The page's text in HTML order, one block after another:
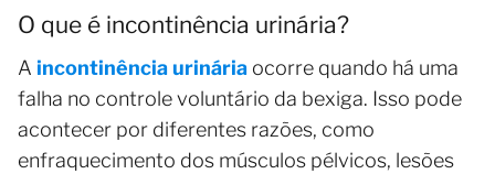
O que é incontinência urinária?
A incontinência urinária ocorre quando há uma
falha no controle voluntário da bexiga. Isso pode
acontecer por diferentes razões, como
enfraquecimento dos músculos pélvicos, lesões